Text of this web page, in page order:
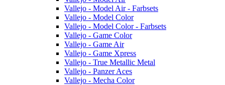
Vallejo - Model Air - Farbsets
Vallejo - Model Color
Vallejo - Model Color - Farbsets
Vallejo - Game Color
Vallejo - Game Air
Vallejo - Game Xpress
Vallejo - True Metallic Metal
Vallejo - Panzer Aces
Vallejo - Mecha Color